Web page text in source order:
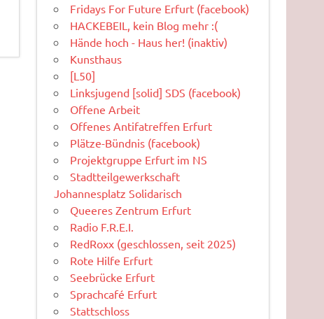
Fridays For Future Erfurt (facebook)
HACKEBEIL, kein Blog mehr :(
Hände hoch - Haus her! (inaktiv)
Kunsthaus
[L50]
Linksjugend [solid] SDS (facebook)
Offene Arbeit
Offenes Antifatreffen Erfurt
Plätze-Bündnis (facebook)
Projektgruppe Erfurt im NS
Stadtteilgewerkschaft
Johannesplatz Solidarisch
Queeres Zentrum Erfurt
Radio F.R.E.I.
RedRoxx (geschlossen, seit 2025)
Rote Hilfe Erfurt
Seebrücke Erfurt
Sprachcafé Erfurt
Stattschloss